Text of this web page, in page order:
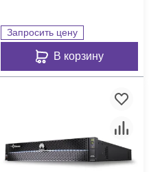
Запросить цену
В корзину